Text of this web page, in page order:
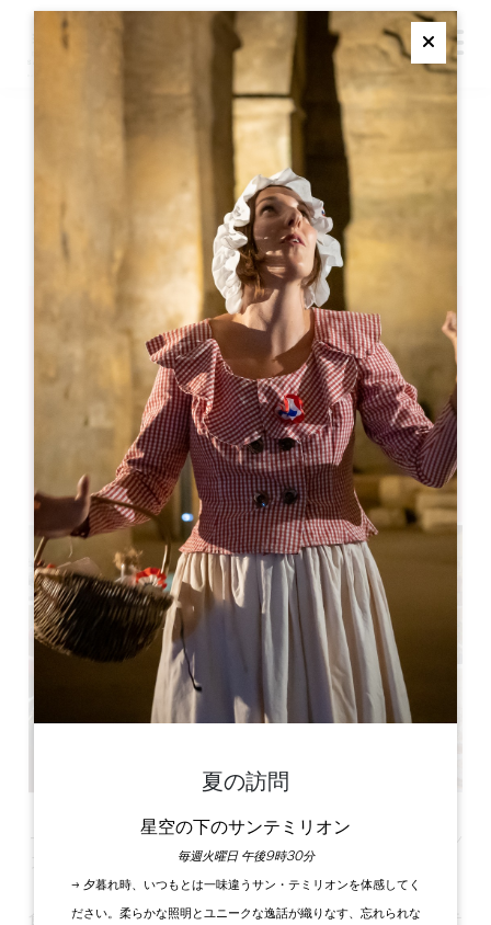
LA DÉGUSTATION VER &
VINS
SAINT-EMILION
一風変わったオリジナルの昆虫テイスティング・ワークショッ
食用昆虫を抜きにして昆虫は語れない！そこで、昆虫テイステ
La dégustation Ver & Vins
Saint-Emilion
05 57 55 28 20
お問い合わせ
夏の訪問
星空の下のサンテミリオン
毎週火曜日 午後9時30分
→ 夕暮れ時、いつもとは一味違うサン・テミリオンを体感してく
ださい。柔らかな照明とユニークな逸話が織りなす、忘れられな